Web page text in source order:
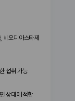
비오디아스타제
섭취 가능
상태에 적합